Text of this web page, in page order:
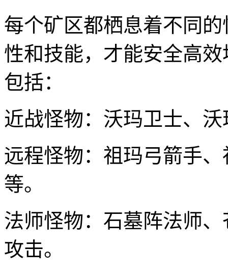
每个矿区都栖息着不同
性和技能，才能安全高
包括：
近战怪物：沃玛卫士、
远程怪物：祖玛弓箭手
等。
法师怪物：石墓阵法师
攻击。